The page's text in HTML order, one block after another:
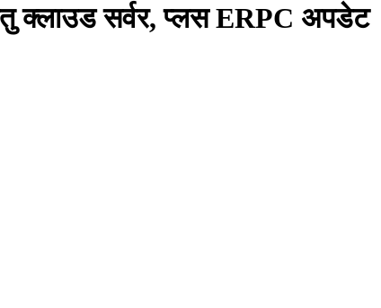
क्लाउड सर्वर, प्लस ERPC अपडेट